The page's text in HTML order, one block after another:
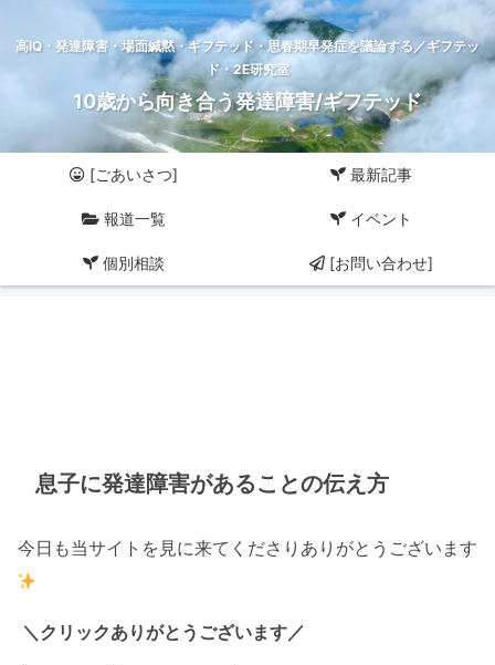
高IQ・発達障害・場面緘黙・ギフテッド・思春期早発症を議論する／ギフテッ
ド・2E研究室
10歳から向き合う発達障害/ギフテッド
[ごあいさつ] 最新記事
報道一覧 イベント
個別相談 [お問い合わせ]
息子に発達障害があることの伝え方
今日も当サイトを見に来てくださりありがとうございます
＼クリックありがとうございます／